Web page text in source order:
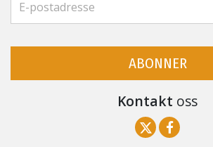
ABONNER
Kontakt oss